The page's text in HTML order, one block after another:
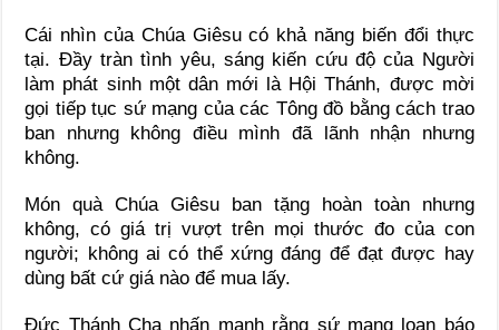
Cái nhìn của Chúa Giêsu có khả năng biến đổi thực
tại. Đầy tràn tình yêu, sáng kiến cứu độ của Người
làm phát sinh một dân mới là Hội Thánh, được mời
gọi tiếp tục sứ mạng của các Tông đồ bằng cách trao
ban nhưng không điều mình đã lãnh nhận nhưng
không.
Món quà Chúa Giêsu ban tặng hoàn toàn nhưng
không, có giá trị vượt trên mọi thước đo của con
người; không ai có thể xứng đáng để đạt được hay
dùng bất cứ giá nào để mua lấy.
Đức Thánh Cha nhấn mạnh rằng sứ mạng loan báo